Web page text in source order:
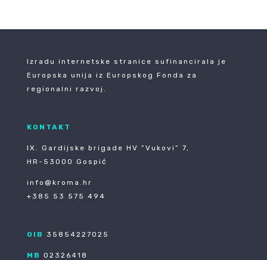
Izradu internetske stranice sufinancirala je
Europska unija iz Europskog Fonda za
regionalni razvoj.
KONTAKT
IX. Gardijske brigade HV ”Vukovi” 7,
HR-53000 Gospić
info@kroma.hr
+385 53 575 494
OIB 35854227025
MB 02326418